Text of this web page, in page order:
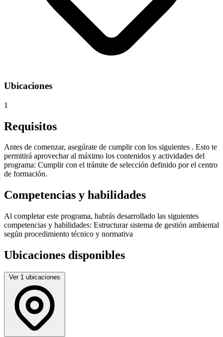
Ubicaciones
1
Requisitos
Antes de comenzar, asegúrate de cumplir con los siguientes . Esto te
permitirá aprovechar al máximo los contenidos y actividades del
programa: Cumplir con el trámite de selección definido por el centro
de formación.
Competencias y habilidades
Al completar este programa, habrás desarrollado las siguientes
competencias y habilidades: Estructurar sistema de gestión ambiental
según procedimiento técnico y normativa
Ubicaciones disponibles